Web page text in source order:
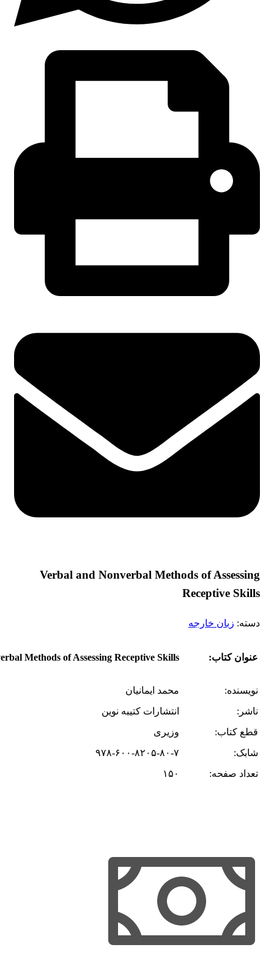
Verbal and Nonverbal Methods of Assessing
Receptive Skills
دسته: زبان خارجه
عنوان کتاب: Methods of Assessing Receptive Skills
نویسنده:
محمد ایمانیان
ناشر:
انتشارات کتیبه نوین
قطع کتاب:
وزیری
شابک:
۹۷۸-۶۰۰-۸۲۰۵-۸۰-۷
تعداد صفحه:
۱۵۰